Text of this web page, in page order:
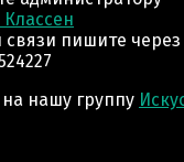
связи пишите
нашу группу